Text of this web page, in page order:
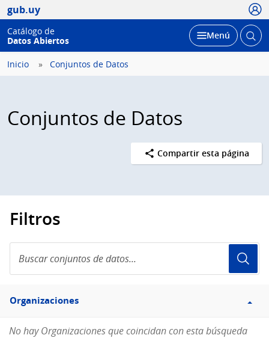
gub.uy
Catálogo de
Datos Abiertos
Desplegar
Menú Abrir
Inicio Conjuntos de Datos
Conjuntos de Datos
Compartir esta página
Filtros
conjuntos
de
Filtro
Organizaciones
Organizaciones
No hay Organizaciones que coincidan con esta búsqueda